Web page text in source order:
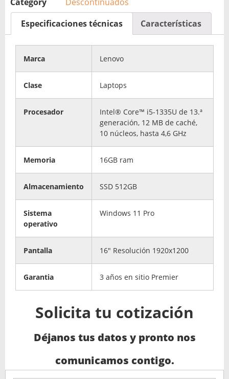
Category
Descontinuados
Especificaciones técnicas
Características
Marca Lenovo
Clase Laptops
Procesador
Intel® Core™ i5-1335U de 13.ª
generación, 12 MB de caché,
10 núcleos, hasta 4,6 GHz
Memoria 16GB ram
Almacenamiento SSD 512GB
Sistema
operativo
Windows 11 Pro
Pantalla 16" Resolución 1920x1200
Garantia 3 años en sitio Premier
Solicita tu cotización
Déjanos tus datos y pronto nos
comunicamos contigo.